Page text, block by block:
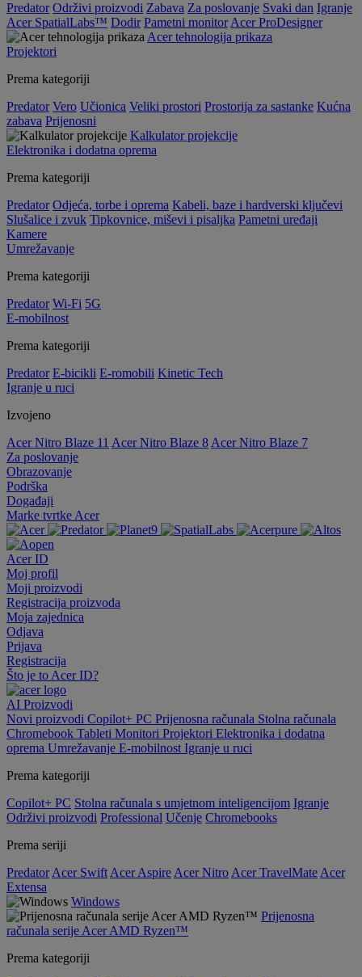
Predator Održivi proizvodi Zabava Za poslovanje Svaki dan Igranje
Acer SpatialLabs™ Dodir Pametni monitor Acer ProDesigner
Acer tehnologija prikaza
Projektori
Prema kategoriji
Predator Vero Učionica Veliki prostori Prostorija za sastanke Kućna
zabava Prijenosni
Kalkulator projekcije
Elektronika i dodatna oprema
Prema kategoriji
Predator Odjeća, torbe i oprema Kabeli, baze i hardverski ključevi
Slušalice i zvuk Tipkovnice, miševi i pisaljka Pametni uređaji
Kamere
Umrežavanje
Prema kategoriji
Predator Wi-Fi 5G
E-mobilnost
Prema kategoriji
Predator E-bicikli E-romobili Kinetic Tech
Igranje u ruci
Izvojeno
Acer Nitro Blaze 11 Acer Nitro Blaze 8 Acer Nitro Blaze 7
Za poslovanje
Obrazovanje
Podrška
Događaji
Marke tvrtke Acer
Acer ID
Moj profil
Moji proizvodi
Registracija proizvoda
Moja zajednica
Odjava
Prijava
Registracija
Što je to Acer ID?
AI Proizvodi
Novi proizvodi Copilot+ PC Prijenosna računala Stolna računala
Chromebook Tableti Monitori Projektori Elektronika i dodatna
oprema Umrežavanje E-mobilnost Igranje u ruci
Prema kategoriji
Copilot+ PC Stolna računala s umjetnom inteligencijom Igranje
Održivi proizvodi Professional Učenje Chromebooks
Prema seriji
Predator Acer Swift Acer Aspire Acer Nitro Acer TravelMate Acer
Extensa
Windows
Prijenosna
računala serije Acer AMD Ryzen™
Prema kategoriji